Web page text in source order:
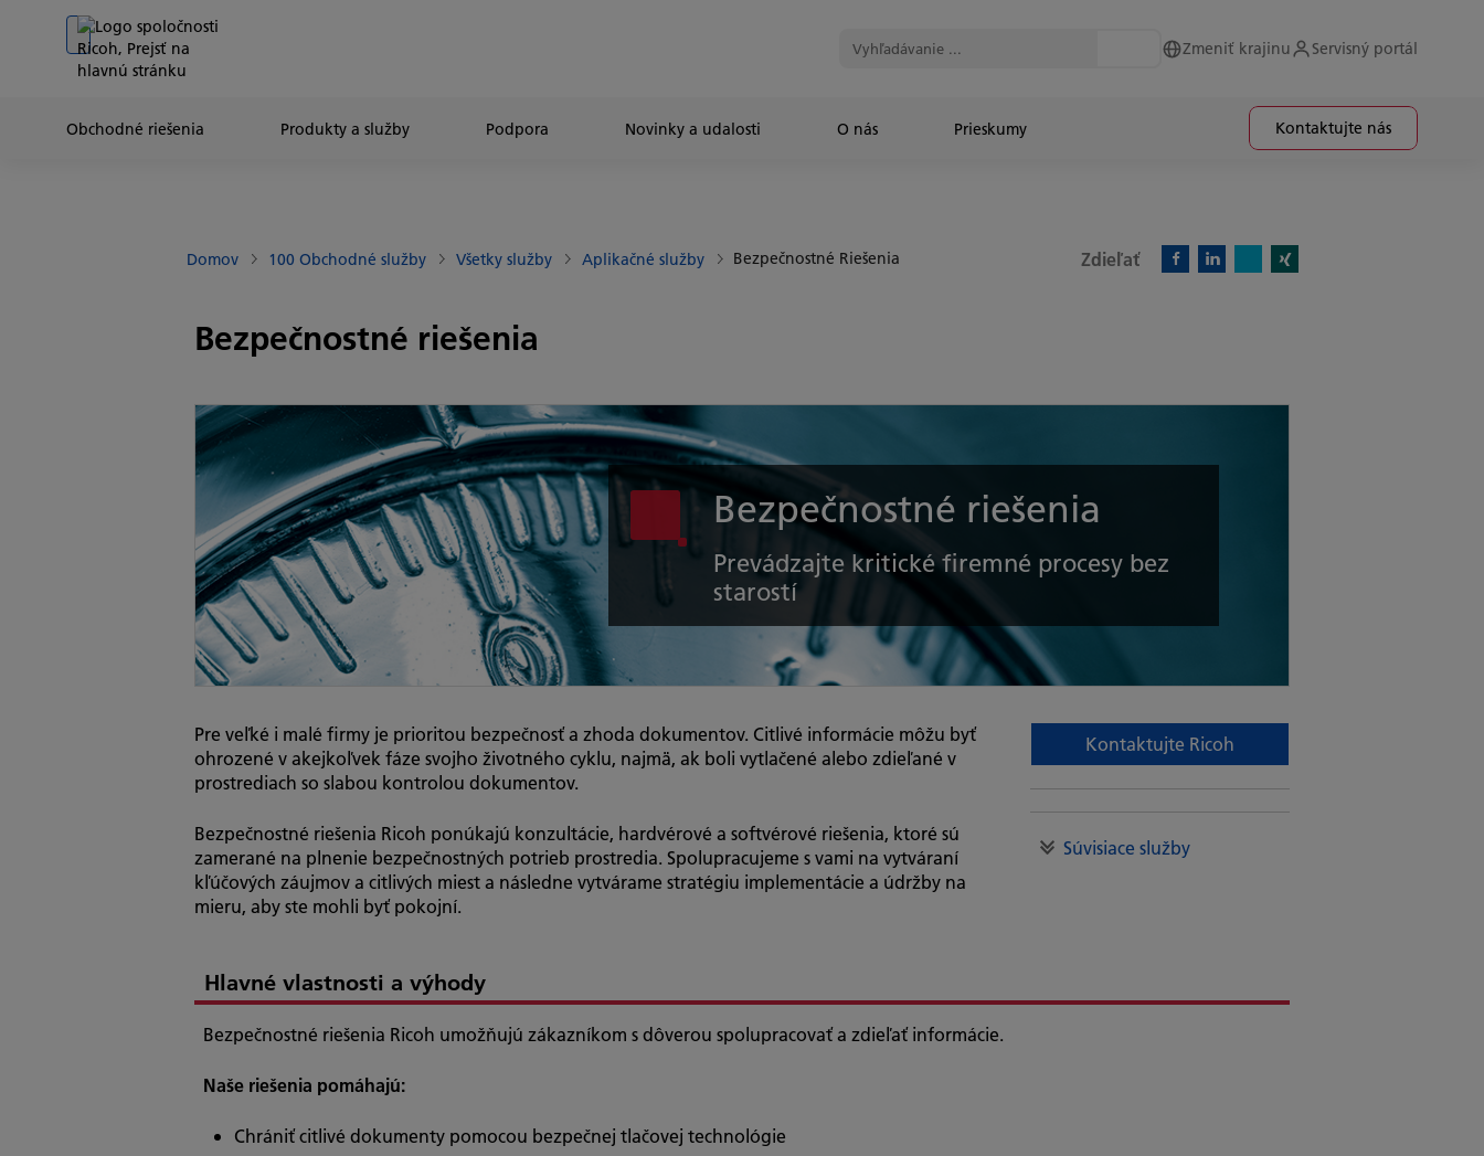
Go to banner
Go to content
Go to footer
Zmeniť krajinu Servisný portál
Obchodné riešenia Produkty a služby Podpora Novinky a udalosti O nás Prieskumy Kontaktujte nás
Domov 100 Obchodné služby Všetky služby Aplikačné služby Bezpečnostné Riešenia Zdieľať
Bezpečnostné riešenia
Bezpečnostné riešenia
Prevádzajte kritické firemné procesy bez
starostí
Pre veľké i malé firmy je prioritou bezpečnosť a zhoda dokumentov. Citlivé informácie môžu byť
ohrozené v akejkoľvek fáze svojho životného cyklu, najmä, ak boli vytlačené alebo zdieľané v
prostrediach so slabou kontrolou dokumentov.
Bezpečnostné riešenia Ricoh ponúkajú konzultácie, hardvérové a softvérové riešenia, ktoré sú
zamerané na plnenie bezpečnostných potrieb prostredia. Spolupracujeme s vami na vytváraní
kľúčových záujmov a citlivých miest a následne vytvárame stratégiu implementácie a údržby na
mieru, aby ste mohli byť pokojní.
Kontaktujte Ricoh
Súvisiace služby
Hlavné vlastnosti a výhody
Bezpečnostné riešenia Ricoh umožňujú zákazníkom s dôverou spolupracovať a zdieľať informácie.
Naše riešenia pomáhajú:
Chrániť citlivé dokumenty pomocou bezpečnej tlačovej technológie